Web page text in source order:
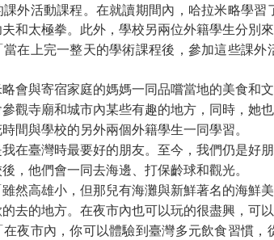
外活動課程。在就讀期間內，哈拉米略學
和太極拳。此外，學校另兩位外籍學生分別來
在上完一整天的學術課程後，參加這些課
會與寄宿家庭的媽媽一同品嚐當地的美食和文
觀寺廟和城市內某些有趣的地方，同時，她也
間與學校的另外兩個外籍學生一同學習。
在臺灣時最要好的朋友。至今，我們仍是好朋
，他們會一同去海邊、打保齡球和觀光。
然高雄小，但那兒有海灘與新鮮著名的海鮮美
去的地方。在夜市內也可以玩的很盡興，可
夜市內，你可以體驗到臺灣多元飲食習慣